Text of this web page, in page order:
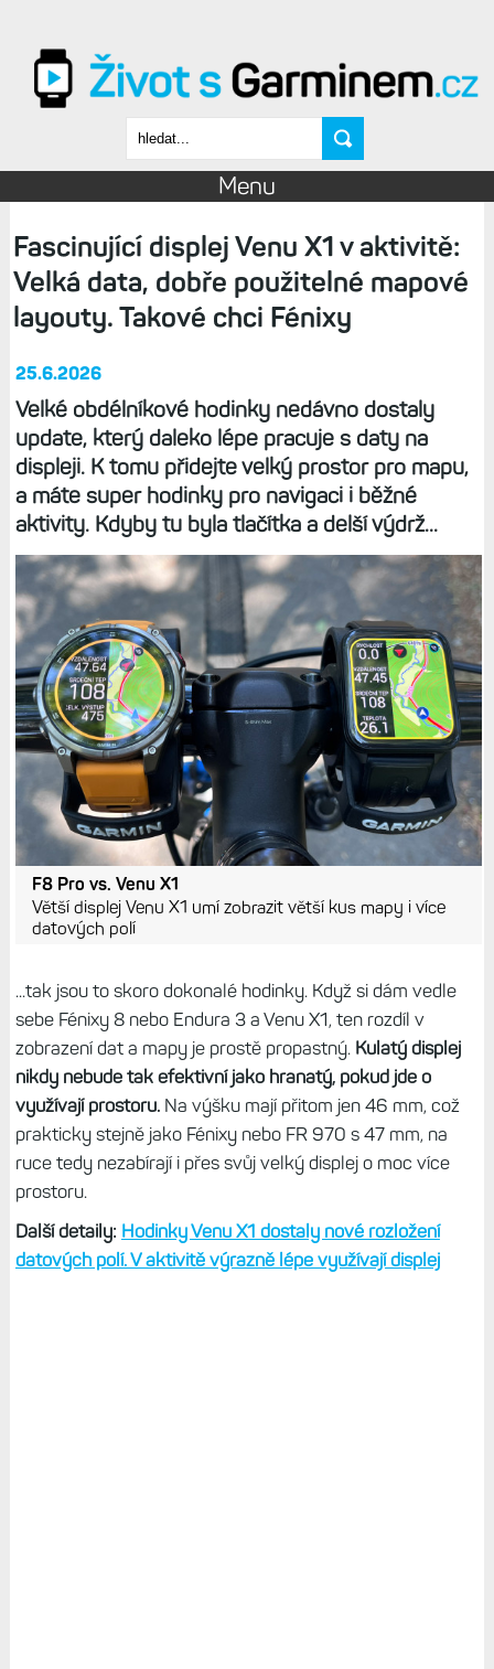
Vyhledávání
Menu
Fascinující displej Venu X1 v aktivitě:
Velká data, dobře použitelné mapové
layouty. Takové chci Fénixy
25.6.2026
Velké obdélníkové hodinky nedávno dostaly
update, který daleko lépe pracuje s daty na
displeji. K tomu přidejte velký prostor pro mapu,
a máte super hodinky pro navigaci i běžné
aktivity. Kdyby tu byla tlačítka a delší výdrž...
F8 Pro vs. Venu X1
Větší displej Venu X1 umí zobrazit větší kus mapy i více
datových polí
...tak jsou to skoro dokonalé hodinky. Když si dám vedle
sebe Fénixy 8 nebo Endura 3 a Venu X1, ten rozdíl v
zobrazení dat a mapy je prostě propastný. Kulatý displej
nikdy nebude tak efektivní jako hranatý, pokud jde o
využívají prostoru.Na výšku mají přitom jen 46 mm, což
prakticky stejně jako Fénixy nebo FR 970 s 47 mm, na
ruce tedy nezabírají i přes svůj velký displej o moc více
prostoru.
Další detaily: Hodinky Venu X1 dostaly nové rozložení
datových polí. V aktivitě výrazně lépe využívají displej